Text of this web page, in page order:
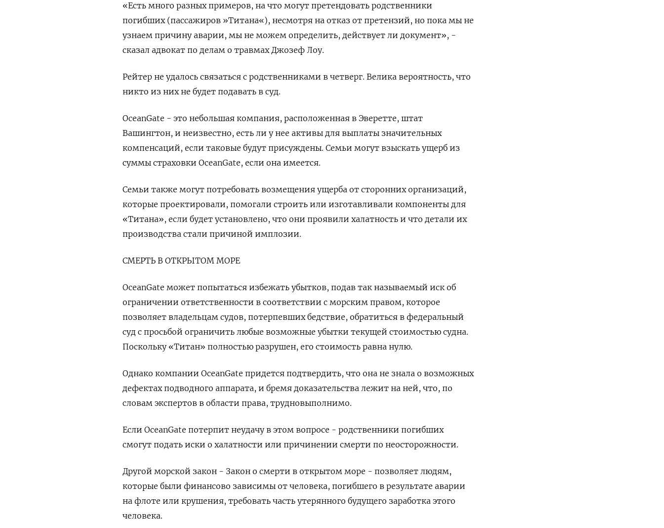
«Есть много разных примеров, на что могут претендовать родственники
погибших (пассажиров »Титана«), несмотря на отказ от претензий, но пока мы не
узнаем причину аварии, мы не можем определить, действует ли документ», -
сказал адвокат по делам о травмах Джозеф Лоу.
Рейтер не удалось связаться с родственниками в четверг. Велика вероятность, что
никто из них не будет подавать в суд.
OceanGate - это небольшая компания, расположенная в Эверетте, штат
Вашингтон, и неизвестно, есть ли у нее активы для выплаты значительных
компенсаций, если таковые будут присуждены. Семьи могут взыскать ущерб из
суммы страховки OceanGate, если она имеется.
Семьи также могут потребовать возмещения ущерба от сторонних организаций,
которые проектировали, помогали строить или изготавливали компоненты для
«Титана», если будет установлено, что они проявили халатность и что детали их
производства стали причиной имплозии.
СМЕРТЬ В ОТКРЫТОМ МОРЕ
OceanGate может попытаться избежать убытков, подав так называемый иск об
ограничении ответственности в соответствии с морским правом, которое
позволяет владельцам судов, потерпевших бедствие, обратиться в федеральный
суд с просьбой ограничить любые возможные убытки текущей стоимостью судна.
Поскольку «Титан» полностью разрушен, его стоимость равна нулю.
Однако компании OceanGate придется подтвердить, что она не знала о возможных
дефектах подводного аппарата, и бремя доказательства лежит на ней, что, по
словам экспертов в области права, трудновыполнимо.
Если OceanGate потерпит неудачу в этом вопросе - родственники погибших
смогут подать иски о халатности или причинении смерти по неосторожности.
Другой морской закон - Закон о смерти в открытом море - позволяет людям,
которые были финансово зависимы от человека, погибшего в результате аварии
на флоте или крушения, требовать часть утерянного будущего заработка этого
человека.